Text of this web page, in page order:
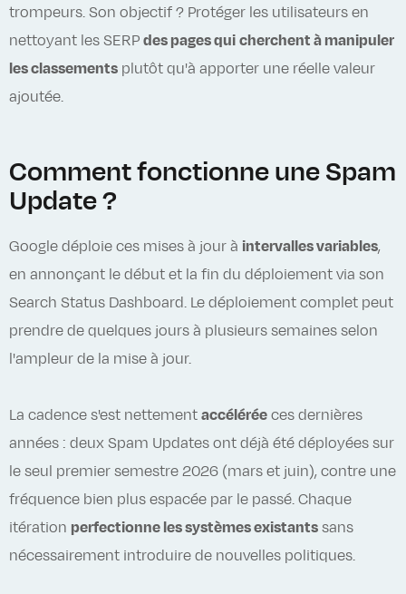
trompeurs. Son objectif ? Protéger les utilisateurs en
nettoyant les SERP des pages qui cherchent à manipuler
les classements plutôt qu'à apporter une réelle valeur
ajoutée.
Comment fonctionne une Spam
Update ?
Google déploie ces mises à jour à intervalles variables,
en annonçant le début et la fin du déploiement via son
Search Status Dashboard. Le déploiement complet peut
prendre de quelques jours à plusieurs semaines selon
l'ampleur de la mise à jour.
La cadence s'est nettement accélérée ces dernières
années : deux Spam Updates ont déjà été déployées sur
le seul premier semestre 2026 (mars et juin), contre une
fréquence bien plus espacée par le passé. Chaque
itération perfectionne les systèmes existants sans
nécessairement introduire de nouvelles politiques.